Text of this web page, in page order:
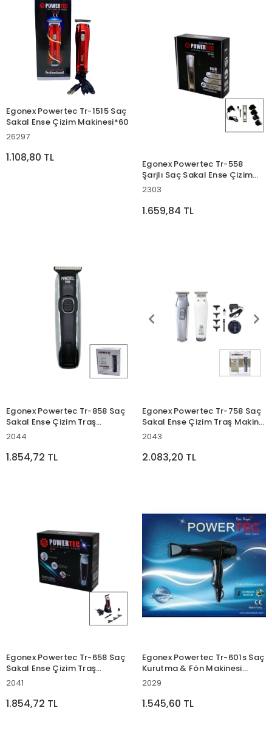
Egonex Powertec Tr-1515 Saç
Sakal Ense Çizim Makinesi*60
26297
1.108,80 TL
Egonex Powertec Tr-558
Şarjlı Saç Sakal Ense Çizim
Traş Makinesi ( T Bıçak )*20
2303
1.659,84 TL
Egonex Powertec Tr-858 Saç
Sakal Ense Çizim Traş
Makinesi ( Hızlı Usb Şarjlı &
Krom Kaplama Gövde )*20
2044
1.854,72 TL
Egonex Powertec Tr-758 Saç
Sakal Ense Çizim Traş Makine
( Hız Ayarı ) ( Hızlı Fiş Şarj &
Krom Kaplı Gövde )*20
2043
2.083,20 TL
Egonex Powertec Tr-658 Saç
Sakal Ense Çizim Traş
Makinesi ( T Bıçak )*20
2041
1.854,72 TL
Egonex Powertec Tr-601s Saç
Kurutma & Fön Makinesi
2500w Performans*12
2029
1.545,60 TL